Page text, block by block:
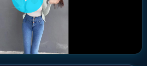
播
放